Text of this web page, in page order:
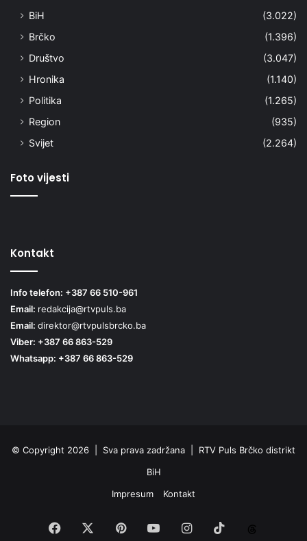
BiH
(3.022)
Brčko
(1.396)
Društvo
(3.047)
Hronika
(1.140)
Politika
(1.265)
Region
(935)
Svijet
(2.264)
Foto vijesti
Kontakt
Info telefon: +387 66 510-961
Email: redakcija@rtvpuls.ba
Email: direktor@rtvpulsbrcko.ba
Viber: +387 66 863-529
Whatsapp: +387 66 863-529
© Copyright 2026 | Sva prava zadržana | RTV Puls Brčko distrikt
BiH
Impresum
Kontakt
Facebook PinterestYouTubeInstagram
TikTok